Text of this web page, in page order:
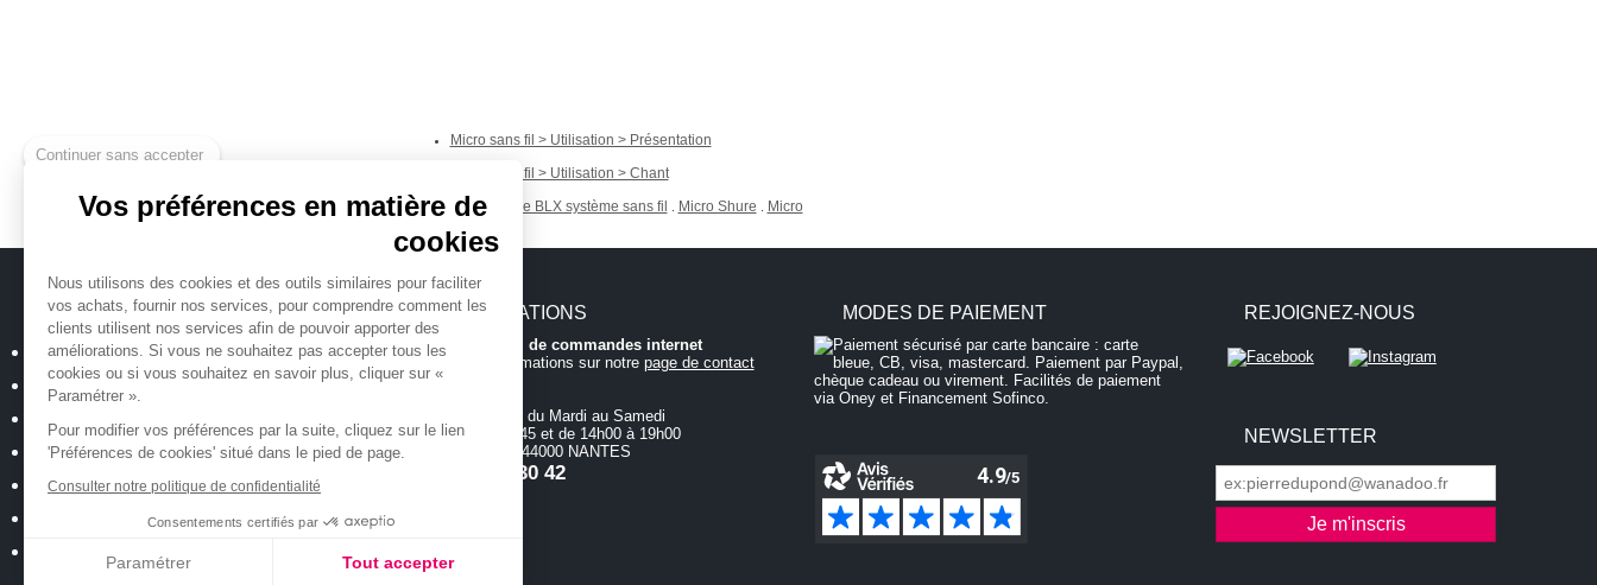
Vos préférences en matière de
cookies
Nous utilisons des cookies et des outils similaires pour faciliter
vos achats, fournir nos services, pour comprendre comment les
clients utilisent nos services afin de pouvoir apporter des
améliorations. Si vous ne souhaitez pas accepter tous les
cookies ou si vous souhaitez en savoir plus, cliquer sur «
Paramétrer ».
Pour modifier vos préférences par la suite, cliquez sur le lien
'Préférences de cookies' situé dans le pied de page.
Consulter notre politique de confidentialité
Consentements certifiés par
Paramétrer Tout accepter
Micro sans fil > Utilisation > Présentation
Micro sans fil > Utilisation > Chant
Tags : Shure BLX système sans fil Micro Shure Micro
MICHENAUD.COM
Qui sommes nous ?
Plan du site
Conditions générales de vente
Politique de confidentialité
Cookies : Vos préférences
INFORMATIONS
Hotline et suivi de commandes internet
Toutes les informations sur notre page de contact
ouvert du Mardi au Samedi
de 10h00 à 12h45 et de 14h00 à 19h00
18 allée Baco - 44000 NANTES
02 40 35 30 42
MODES DE PAIEMENT REJOIGNEZ-NOUS
NEWSLETTER